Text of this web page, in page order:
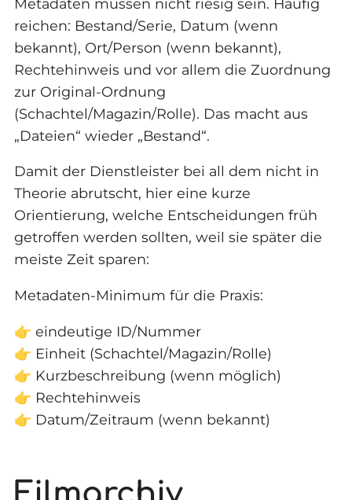
reichen: Bestand/Serie, Datum (wenn
bekannt), Ort/Person (wenn bekannt),
Rechtehinweis und vor allem die Zuordnung
zur Original-Ordnung
(Schachtel/Magazin/Rolle). Das macht aus
„Dateien“ wieder „Bestand“.
Damit der Dienstleister bei all dem nicht in
Theorie abrutscht, hier eine kurze
Orientierung, welche Entscheidungen früh
getroffen werden sollten, weil sie später die
meiste Zeit sparen:
Metadaten-Minimum für die Praxis:
👉 eindeutige ID/Nummer
👉 Einheit (Schachtel/Magazin/Rolle)
👉 Kurzbeschreibung (wenn möglich)
👉 Rechtehinweis
👉 Datum/Zeitraum (wenn bekannt)